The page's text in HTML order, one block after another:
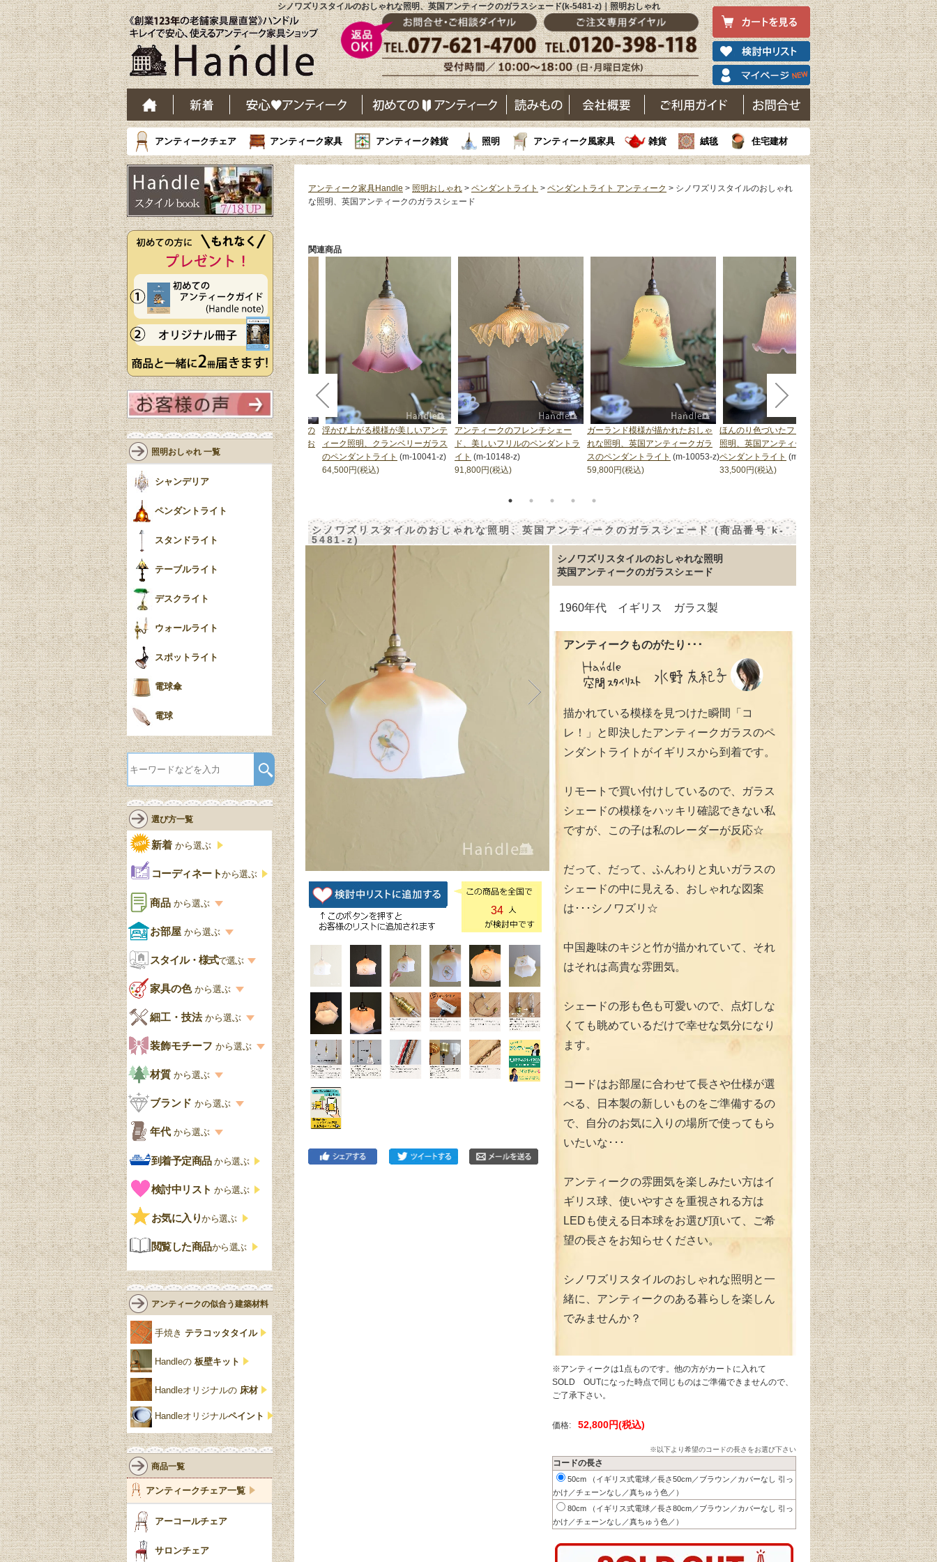
シノワズリスタイルのおしゃれな照明、英国アンティークのガラスシェード(k-5481-z)｜照明おしゃれ
アンティークチェア アンティーク家具 アンティーク雑貨 照明 アンティーク風家具 雑貨 絨毯 住宅建材
アンティーク家具Handle > 照明おしゃれ > ペンダントライト > ペンダントライト アンティーク > シノワズリスタイルのおしゃれ
な照明、英国アンティークのガラスシェード
関連商品
れたおしゃ
ィークガラ
(m-10053-z)
ほんのり色づいたフリルが可愛い
照明、英国アンティークガラスの
ペンダントライト (m-10193-z)
33,500円(税込)
ブルー色のアンティークガラスの
シェード、フランスから届いたお
しゃれなペンダントライト (m-
88,800円(税込)
浮かび上がる模様が美しいアンテ
ィーク照明、クランベリーガラス
のペンダントライト (m-10041-z)
64,500円(税込)
アンティークのフレンチシェー
ド、美しいフリルのペンダントラ
イト (m-10148-z)
91,800円(税込)
ガーランド模様が描かれたおしゃ
れな照明、英国アンティークガラ
スのペンダントライト (m-10053-z)
59,800円(税込)
ほんのり色づいたフリルが可愛い
照明、英国アンティークガラスの
ペンダントライト (m-10193-z)
33,500円(税込)
ブルー色のアンティ
シェード、フランス
しゃれなペンダント
10178-z)
88,800円(税込)
シノワズリスタイルのおしゃれな照明、英国アンティークのガラスシェード (商品番号 k-
5481-z)
34
シノワズリスタイルのおしゃれな照明
英国アンティークのガラスシェード
1960年代 イギリス ガラス製
アンティークものがたり･･･
描かれている模様を見つけた瞬間「コ
レ！」と即決したアンティークガラスのペ
ンダントライトがイギリスから到着です。
リモートで買い付けしているので、ガラス
シェードの模様をハッキリ確認できない私
ですが、この子は私のレーダーが反応☆
だって、だって、ふんわりと丸いガラスの
シェードの中に見える、おしゃれな図案
は･･･シノワズリ☆
中国趣味のキジと竹が描かれていて、それ
はそれは高貴な雰囲気。
シェードの形も色も可愛いので、点灯しな
くても眺めているだけで幸せな気分になり
ます。
コードはお部屋に合わせて長さや仕様が選
べる、日本製の新しいものをご準備するの
で、自分のお気に入りの場所で使ってもら
いたいな･･･
アンティークの雰囲気を楽しみたい方はイ
ギリス球、使いやすさを重視される方は
LEDも使える日本球をお選び頂いて、ご希
望の長さをお知らせください。
シノワズリスタイルのおしゃれな照明と一
緒に、アンティークのある暮らしを楽しん
でみませんか？
※アンティークは1点ものです。他の方がカートに入れて
SOLD OUTになった時点で同じものはご準備できませんので、
ご了承下さい。
価格: 52,800円(税込)
※以下より希望のコードの長さをお選び下さい
コードの長さ
50cm （イギリス式電球／長さ50cm／ブラウン／カバーなし 引っ
かけ／チェーンなし／真ちゅう色／）
80cm （イギリス式電球／長さ80cm／ブラウン／カバーなし 引っ
かけ／チェーンなし／真ちゅう色／）
照明おしゃれ 一覧
シャンデリア
ペンダントライト
スタンドライト
テーブルライト
デスクライト
ウォールライト
スポットライト
電球傘
電球
選び方一覧
新着 から選ぶ
コーディネートから選ぶ
商品 から選ぶ
商品一覧を見る
収納家具
書棚
デスクおしゃれ
食器棚おしゃれ
木製ワゴン
ェア
洋服タンス
チェストおしゃれ
クローゼット
鏡台
花台
仏壇おしゃれ
靴箱収納
スリッパ収納
壁掛け家具
パーテーション・間
仕切り
ガーデンファニチャ
お部屋 から選ぶ
お部屋から選ぶ一覧
リビング
キッチン・ダイニング
スタイル・様式で選ぶ
スタイル一覧
英国アンティーク
英国クラシック
式
エリザベス様式
ジャコビアン
ロココ様式
ミッドセンチュリー
アールデコ
家具の色から選ぶ
家具の色一覧
カスタード色
アップルパイ色
白・ホワイト
黒・ブラック
細工・技法 から選ぶ
細工・技法の一覧
象嵌・マーケットリー
寄木・パーケットリー
装飾モチーフ から選ぶ
模様の一覧
ペディメント
コーニス
グ
ストラップワーク
雷文
ビーディング
リネンフォールド
ルネット
アカンサス
パイクラスト
脚のモチーフ一覧
ターニングレッグ
バルボスレッグ
ボビンターニング
ツイスト
材質 から選ぶ
材質の一覧
オーク材
マホガニー
ローズウッド材
サテンウッド材
ブランド から選ぶ
ブランド一覧
Handleオリジナル
ウィリアムモリス
ロイドルーム
コントワールドファミー
ユ
ジェニファーテイラー
チェスターフィールド
リリパットレーン
アングルポイズ
ウォーカー＆ホール
年代 から選ぶ
年代別の一覧
アンティーク
ビンテージ
到着予定商品から選ぶ
検討中リスト から選ぶ
お気に入りから選ぶ
閲覧した商品から選ぶ
アンティークの似合う建築材料
手焼き テラコッタタイル
Handleの 板壁キット
Handleオリジナルの 床材
Handleオリジナルペイント
商品一覧
アンティークチェア一覧
アーコールチェア
サロンチェア